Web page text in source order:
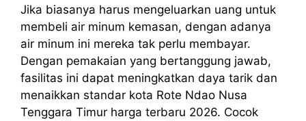
Jika biasanya harus mengeluarkan uang untuk
membeli air minum kemasan, dengan adanya
air minum ini mereka tak perlu membayar.
Dengan pemakaian yang bertanggung jawab,
fasilitas ini dapat meningkatkan daya tarik dan
menaikkan standar kota Rote Ndao Nusa
Tenggara Timur harga terbaru 2026. Cocok